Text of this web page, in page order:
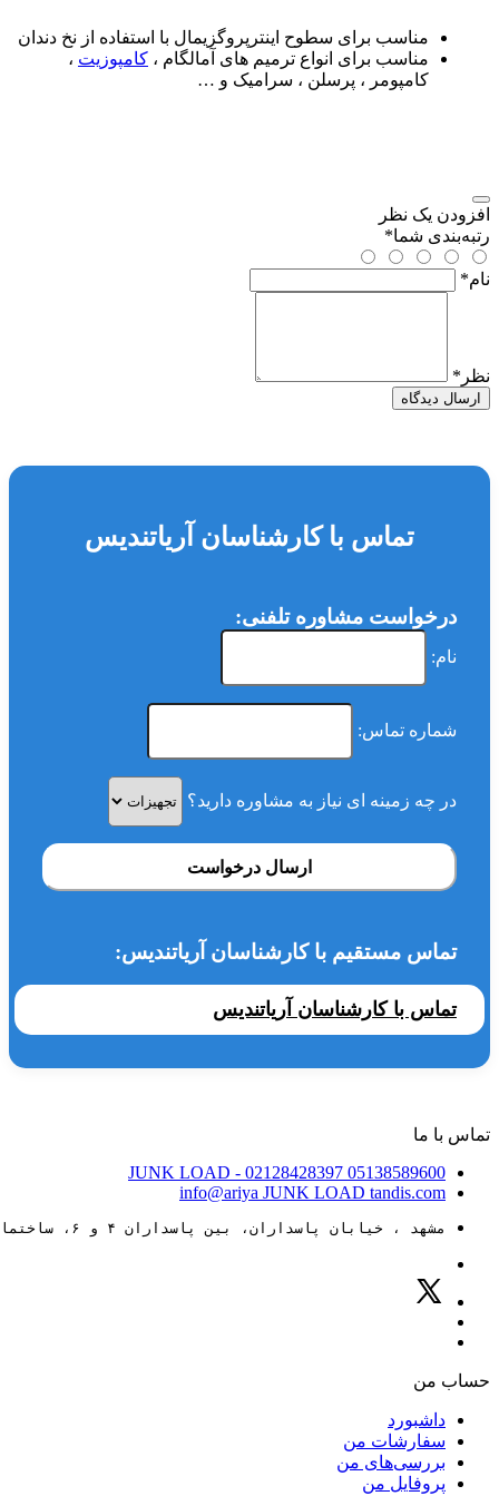
مناسب برای سطوح اینترپروگزیمال با استفاده از نخ دندان
مناسب برای انواع ترمیم های آمالگام ، کامپوزیت ،
کامپومر ، پرسلن ، سرامیک و …
افزودن یک نظر
رتبه‌بندی شما*
نام*
نظر *
ارسال دیدگاه
تماس با کارشناسان آریاتندیس
درخواست مشاوره تلفنی:
نام:
شماره تماس:
در چه زمینه ای نیاز به مشاوره دارید؟
ارسال درخواست
تماس مستقیم با کارشناسان آریاتندیس:
تماس با کارشناسان آریاتندیس
تماس با ما
05138589600
JUNK LOAD - 02128428397
info@ariya JUNK LOAD tandis.com
مشهد ، خیابان پاسداران، بین پاسداران ۴ و ۶، ساختمان ۸۸
حساب من
داشبورد
سفارشات من
بررسی‌های من
پروفایل من